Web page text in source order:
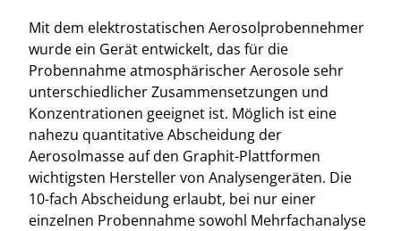
Mit dem elektrostatischen Aerosolprobennehmer
wurde ein Gerät entwickelt, das für die
Probennahme atmosphärischer Aerosole sehr
unterschiedlicher Zusammensetzungen und
Konzentrationen geeignet ist. Möglich ist eine
nahezu quantitative Abscheidung der
Aerosolmasse auf den Graphit-Plattformen
wichtigsten Hersteller von Analysengeräten. Die
10-fach Abscheidung erlaubt, bei nur einer
einzelnen Probennahme sowohl Mehrfachanalyse